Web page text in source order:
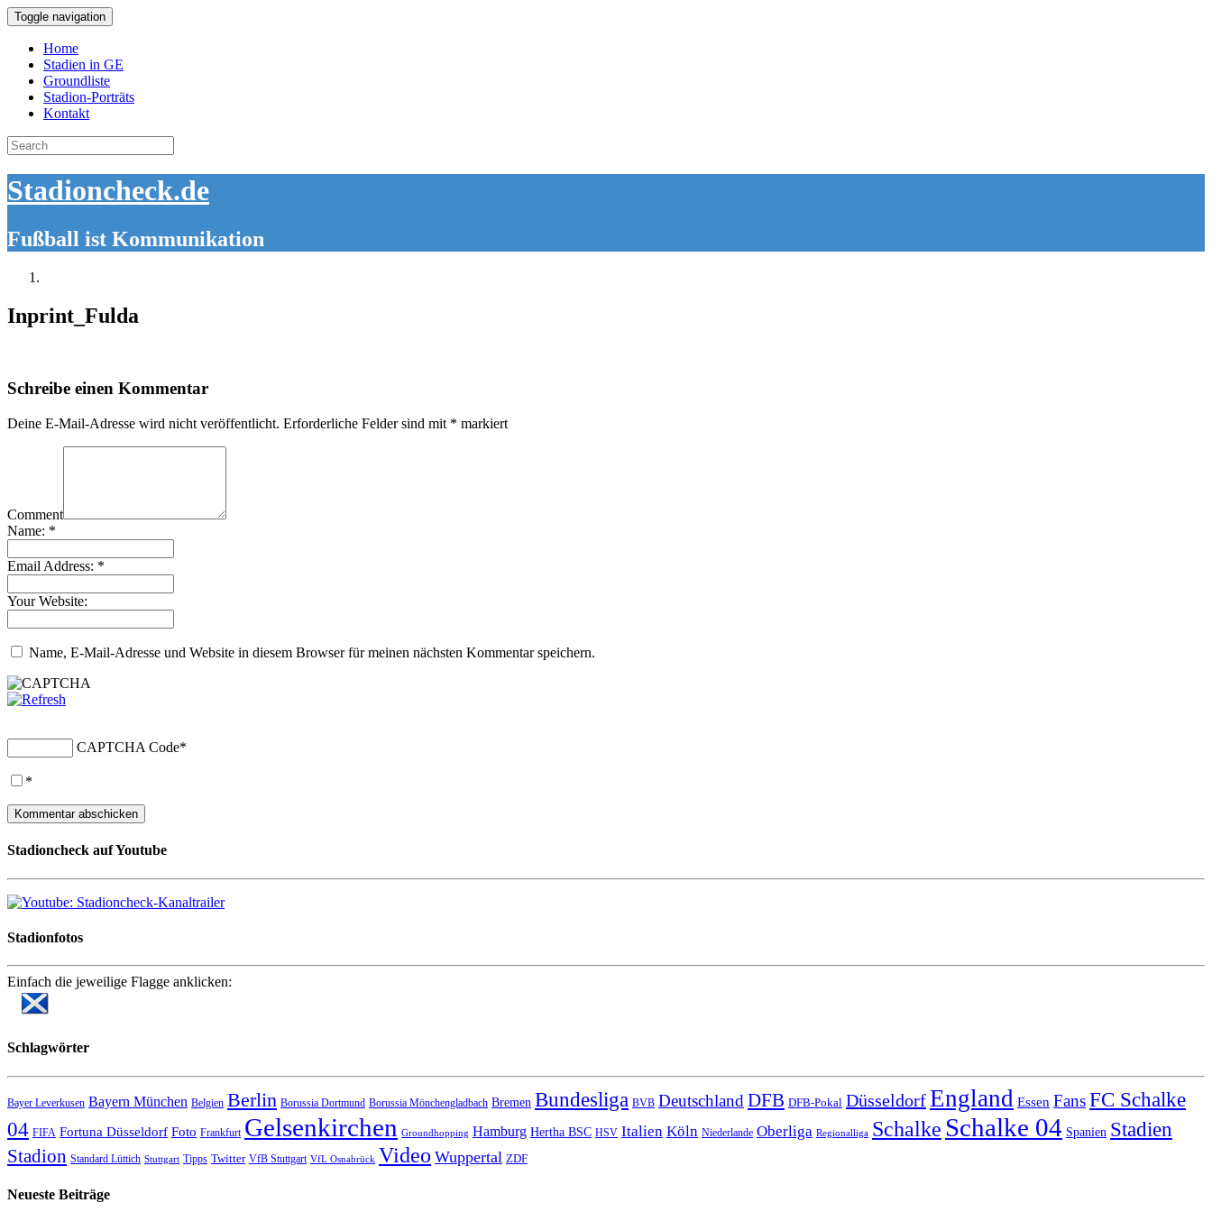
Toggle navigation
Home
Stadien in GE
Groundliste
Stadion-Porträts
Kontakt
Search
for:
Stadioncheck.de
Fußball ist Kommunikation
Inprint_Fulda
Schreibe einen Kommentar
Deine E-Mail-Adresse wird nicht veröffentlicht. Erforderliche Felder sind mit * markiert
Comment
Name: *
Email Address: *
Your Website:
Name, E-Mail-Adresse und Website in diesem Browser für meinen nächsten Kommentar speichern.
CAPTCHA Code*
*
Stadioncheck auf Youtube
Stadionfotos
Einfach die jeweilige Flagge anklicken:
Schlagwörter
Bayer Leverkusen Bayern München Belgien Berlin Borussia Dortmund Borussia Mönchengladbach Bremen Bundesliga BVB Deutschland DFB DFB-Pokal DüsseldorfEngland Essen FansFC Schalke
04 FIFA Fortuna Düsseldorf Foto Frankfurt Gelsenkirchen Groundhopping Hamburg Hertha BSC HSV Italien Köln Niederlande Oberliga Regionalliga Schalke Schalke 04 Spanien Stadien
Stadion Standard Lüttich Stuttgart Tipps Twitter VfB Stuttgart VfL Osnabrück Video Wuppertal ZDF
Neueste Beiträge